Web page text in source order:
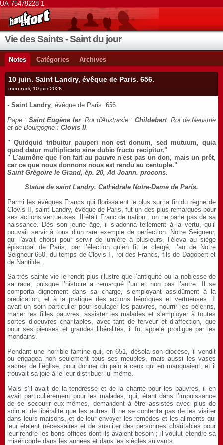
UA-75479228-1
Vie des Saints - Saint du jour
Notes Catégories Archives
10 juin. Saint Landry, évêque de Paris. 656.
mercredi, 10 juin 2026
- Saint Landry, évêque de Paris. 656.
Pape : Saint Eugène Ier. Roi d'Austrasie : Childebert. Roi de Neustrie
et de Bourgogne : Clovis II.
" Quidquid tribuitur pauperi non est donum, sed mutuum, quia
quod datur multiplicato sine dubio fructu recipitur."
" L'aumône que l'on fait au pauvre n'est pas un don, mais un prêt,
car ce que nous donnons nous est rendu au centuple."
Saint Grégoire le Grand, ép. 20, Ad Joann. procons.
Statue de saint Landry. Cathédrale Notre-Dame de Paris.
Parmi les évêques Francs qui florissaient le plus sur la fin du règne de
Clovis II, saint Landry, évêque de Paris, fut un des plus remarqués pour
ses actions vertueuses. Il était Franc de nation : on ne parle pas de sa
naissance. Dès son jeune âge, il s’adonna tellement à la vertu, qu’il
pouvait servir à tous d’un rare exemple de perfection. Notre Seigneur,
qui l'avait choisi pour servir de lumière à plusieurs, l’éleva au siège
épiscopal de Paris, par l’élection qu’en fit le clergé, l’an de Notre
Seigneur 650, du temps de Clovis II, roi des Francs, fils de Dagobert et
de Nantilde.
Sa très sainte vie le rendit plus illustre que l’antiquité ou la noblesse de
sa race, puisque l’histoire a remarqué l’un et non pas l’autre. Il se
comporta dignement dans sa charge, s’employant assidûment à la
prédication, et à la pratique des actions héroïques et vertueuses. Il
avait un soin particulier pour soulager les pauvres, nourrir les pèlerins,
marier les filles pauvres, assister les malades et s’employer à toutes
sortes d’oeuvres charitables, avec tant de ferveur et d’affection, que
pour ses pieuses et grandes libéralités, il fut appelé prodigue par les
mondains.
Pendant une horrible famine qui, en 651, désola son diocèse, il vendit
ou engagea non seulement tous ses meubles, mais aussi les vases
sacrés de l’église, pour donner du pain à ceux qui en manquaient, et il
trouvait sa joie à le leur distribuer lui-même.
Mais s’il avait de la tendresse et de la charité pour les pauvres, il en
avait particulièrement pour les malades, qui, étant dans l’impuissance
de se secourir eux-mêmes, demandent à être assistés avec plus de
soin et de libéralité que les autres. Il ne se contenta pas de les visiter
dans leurs maisons, et de leur envoyer les remèdes et les aliments qui
leur étaient nécessaires et de susciter des personnes charitables pour
leur rendre les bons offices dont ils avaient besoin ; il voulut étendre sa
miséricorde dans les années et dans les siècles suivants.